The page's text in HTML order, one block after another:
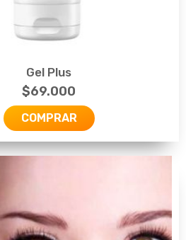
Gel Plus
$69.000
COMPRAR